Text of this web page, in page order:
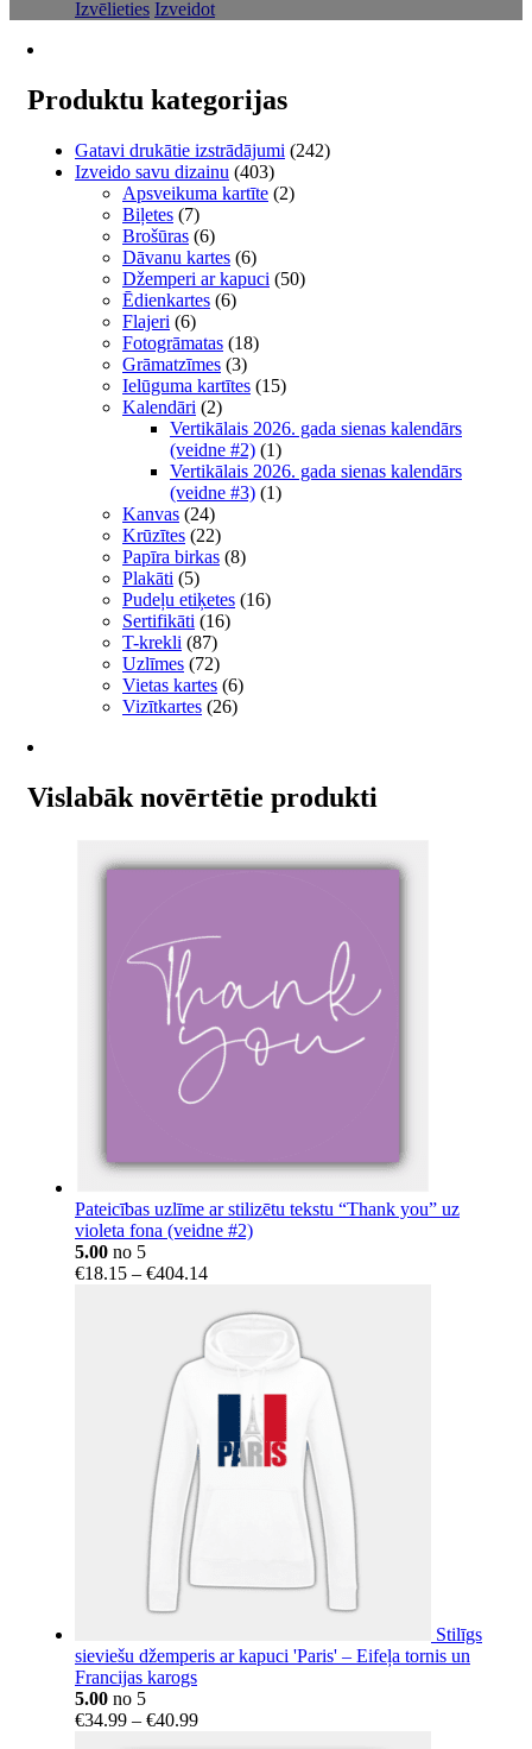
range:
Izvēlieties This
variants.
The
may
be
chosen
on
the
product
page
Izveidot
Produktu kategorijas
Gatavi drukātie izstrādājumi (242)
Izveido savu dizainu (403)
Apsveikuma kartīte (2)
Biļetes (7)
Brošūras (6)
Dāvanu kartes (6)
Džemperi ar kapuci (50)
Ēdienkartes (6)
Flajeri (6)
Fotogrāmatas (18)
Grāmatzīmes (3)
Ielūguma kartītes (15)
Kalendāri (2)
Vertikālais 2026. gada sienas kalendārs
(veidne #2) (1)
Vertikālais 2026. gada sienas kalendārs
(veidne #3) (1)
Kanvas (24)
Krūzītes (22)
Papīra birkas (8)
Plakāti (5)
Pudeļu etiķetes (16)
Sertifikāti (16)
T-krekli (87)
Uzlīmes (72)
Vietas kartes (6)
Vizītkartes (26)
Vislabāk novērtētie produkti
Pateicības uzlīme ar stilizētu tekstu “Thank you” uz
violeta fona (veidne #2)
5.00 no 5
€18.15 – €404.14Price
€18.15
through
Stilīgs
sieviešu džemperis ar kapuci 'Paris' – Eifeļa tornis un
Francijas karogs
5.00 no 5
€34.99 – €40.99Price